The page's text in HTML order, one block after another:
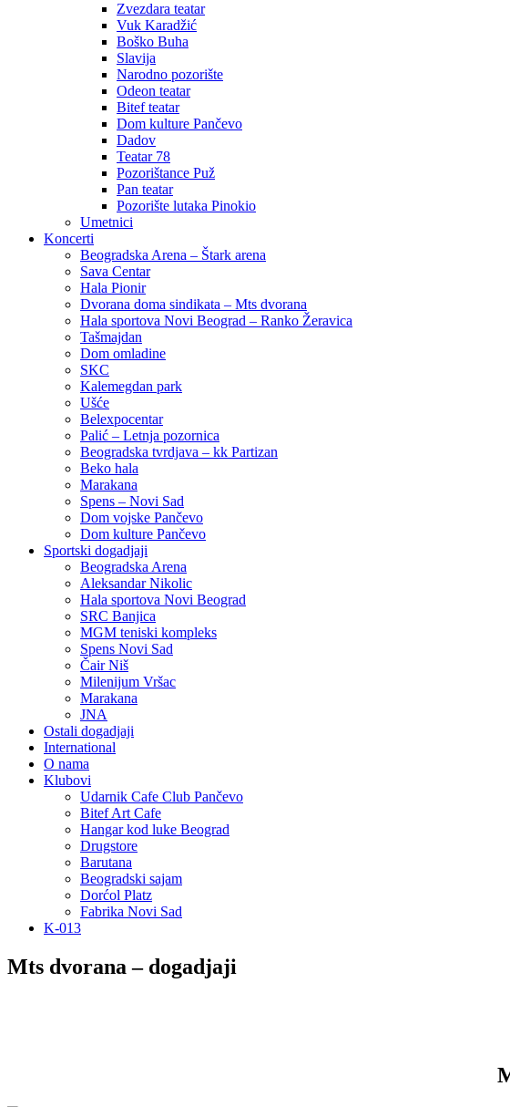
Zvezdara teatar
Vuk Karadžić
Boško Buha
Slavija
Narodno pozorište
Odeon teatar
Bitef teatar
Dom kulture Pančevo
Dadov
Teatar 78
Pozorištance Puž
Pan teatar
Pozorište lutaka Pinokio
Umetnici
Koncerti
Beogradska Arena – Štark arena
Sava Centar
Hala Pionir
Dvorana doma sindikata – Mts dvorana
Hala sportova Novi Beograd – Ranko Žeravica
Tašmajdan
Dom omladine
SKC
Kalemegdan park
Ušće
Belexpocentar
Palić – Letnja pozornica
Beogradska tvrdjava – kk Partizan
Beko hala
Marakana
Spens – Novi Sad
Dom vojske Pančevo
Dom kulture Pančevo
Sportski dogadjaji
Beogradska Arena
Aleksandar Nikolic
Hala sportova Novi Beograd
SRC Banjica
MGM teniski kompleks
Spens Novi Sad
Čair Niš
Milenijum Vršac
Marakana
JNA
Ostali dogadjaji
International
O nama
Klubovi
Udarnik Cafe Club Pančevo
Bitef Art Cafe
Hangar kod luke Beograd
Drugstore
Barutana
Beogradski sajam
Dorćol Platz
Fabrika Novi Sad
K-013
Mts dvorana – dogadjaji